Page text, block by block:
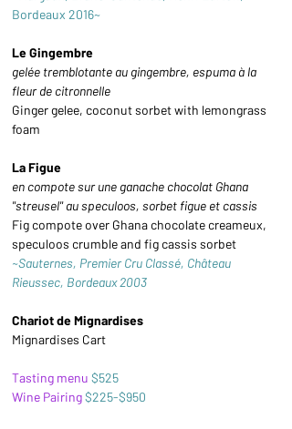
Bordeaux 2016~
Le Gingembre
gelée tremblotante au gingembre, espuma à la
fleur de citronnelle
Ginger gelee, coconut sorbet with lemongrass
foam
La Figue
en compote sur une ganache chocolat Ghana
''streusel'' au speculoos, sorbet figue et cassis
Fig compote over Ghana chocolate creameux,
speculoos crumble and fig cassis sorbet
~Sauternes, Premier Cru Classé, Château
Rieussec, Bordeaux 2003
Chariot de Mignardises
Mignardises Cart
Tasting menu $525
Wine Pairing$225-$950